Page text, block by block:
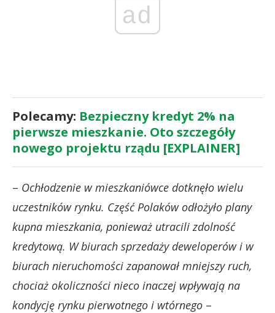
ad
Polecamy: Bezpieczny kredyt 2% na
pierwsze mieszkanie. Oto szczegóły
nowego projektu rządu [EXPLAINER]
– Ochłodzenie w mieszkaniówce dotknęło wielu
uczestników rynku. Część Polaków odłożyło plany
kupna mieszkania, ponieważ utracili zdolność
kredytową. W biurach sprzedaży deweloperów i w
biurach nieruchomości zapanował mniejszy ruch,
chociaż okoliczności nieco inaczej wpływają na
kondycję rynku pierwotnego i wtórnego –